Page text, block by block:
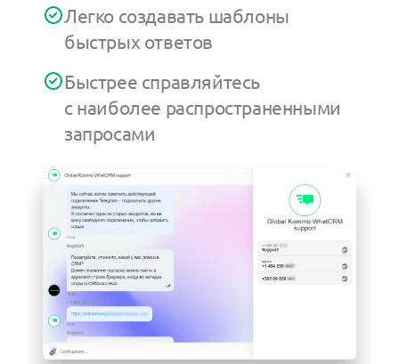
Легко создавать шаблоны
быстрых ответов
Быстрее справляйтесь
с наиболее распространенными
запросами